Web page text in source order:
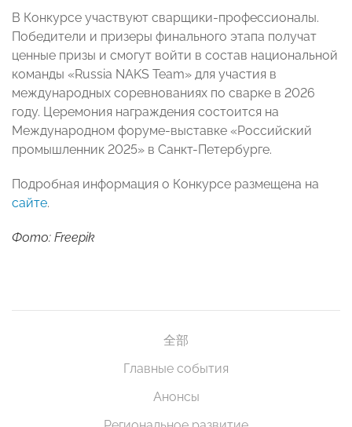
В Конкурсе участвуют сварщики-профессионалы.
Победители и призеры финального этапа получат
ценные призы и смогут войти в состав национальной
команды «Russia NAKS Team» для участия в
международных соревнованиях по сварке в 2026
году. Церемония награждения состоится на
Международном форуме-выставке «Российский
промышленник 2025» в Санкт-Петербурге.
Подробная информация о Конкурсе размещена на
сайте.
Фото: Freepik
全部
Главные события
Анонсы